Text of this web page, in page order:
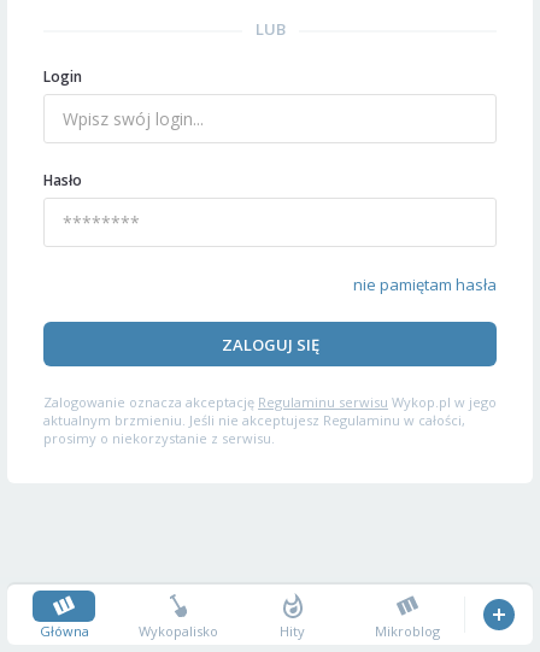
LUB
Login
Hasło
nie pamiętam hasła
ZALOGUJ SIĘ
Zalogowanie oznacza akceptację Regulaminu serwisu Wykop.pl w jego
aktualnym brzmieniu. Jeśli nie akceptujesz Regulaminu w całości,
prosimy o niekorzystanie z serwisu.
Główna Wykopalisko Hity Mikroblog